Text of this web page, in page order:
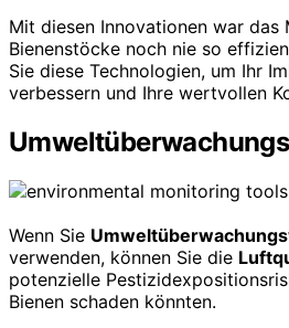
Mit diesen Innovationen war das
Bienenstöcke noch nie so
Sie diese Technologien, um Ihr
verbessern und Ihre wertvollen
Wenn Sie
verwenden, können Sie die
potenzielle
Bienen schaden könnten.